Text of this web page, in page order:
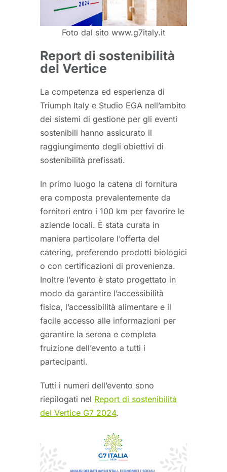
Foto dal sito www.g7italy.it
Report di sostenibilità
del Vertice
La competenza ed esperienza di
Triumph Italy e Studio EGA nell’ambito
dei sistemi di gestione per gli eventi
sostenibili hanno assicurato il
raggiungimento degli obiettivi di
sostenibilità prefissati.
In primo luogo la catena di fornitura
era composta prevalentemente da
fornitori entro i 100 km per favorire le
aziende locali. È stata curata in
maniera particolare l’offerta del
catering, preferendo prodotti biologici
o con certificazioni di provenienza.
Inoltre l’evento è stato progettato in
modo da garantire l’accessibilità
fisica, l’accessibilità alimentare e il
facile accesso alle informazioni per
garantire la serena e completa
fruizione dell’evento a tutti i
partecipanti.
Tutti i numeri dell’evento sono
riepilogati nel Report di sostenibilità
del Vertice G7 2024.